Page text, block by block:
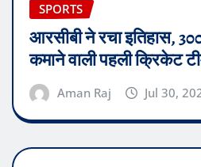
SPORTS
आरसीबी ने रचा इतिहास,
कमाने वाली पहली क्रिकेट
Aman Raj Jul 30,